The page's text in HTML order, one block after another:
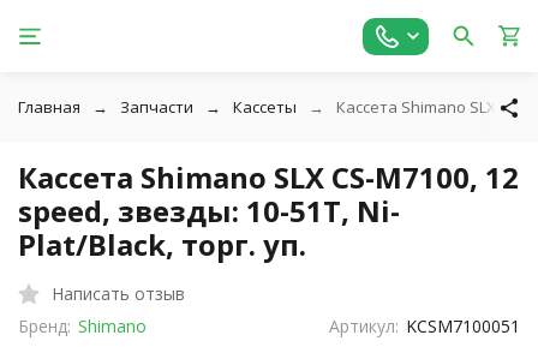
Главная Запчасти Кассеты Кассета Shimano SLX CS-
Кассета Shimano SLX CS-M7100, 12
speed, звезды: 10-51T, Ni-
Plat/Black, торг. уп.
Написать отзыв
Бренд: Shimano Артикул: KCSM7100051